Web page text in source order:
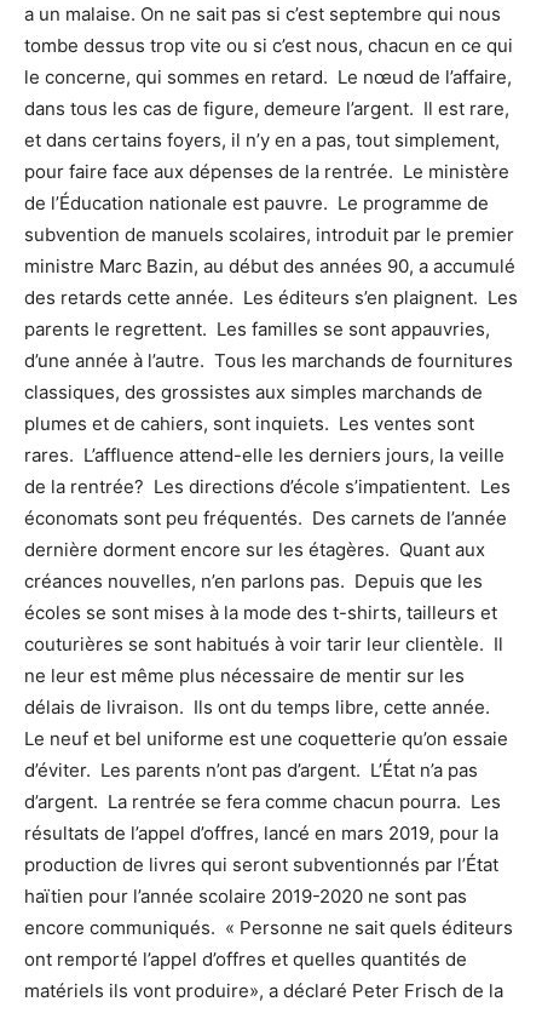
a un malaise. On ne sait pas si c’est septembre qui nous
tombe dessus trop vite ou si c’est nous, chacun en ce qui
le concerne, qui sommes en retard. Le nœud de l’affaire,
dans tous les cas de figure, demeure l’argent. Il est rare,
et dans certains foyers, il n’y en a pas, tout simplement,
pour faire face aux dépenses de la rentrée. Le ministère
de l’Éducation nationale est pauvre. Le programme de
subvention de manuels scolaires, introduit par le premier
ministre Marc Bazin, au début des années 90, a accumulé
des retards cette année. Les éditeurs s’en plaignent. Les
parents le regrettent. Les familles se sont appauvries,
d’une année à l’autre. Tous les marchands de fournitures
classiques, des grossistes aux simples marchands de
plumes et de cahiers, sont inquiets. Les ventes sont
rares. L’affluence attend-elle les derniers jours, la veille
de la rentrée? Les directions d’école s’impatientent. Les
économats sont peu fréquentés. Des carnets de l’année
dernière dorment encore sur les étagères. Quant aux
créances nouvelles, n’en parlons pas. Depuis que les
écoles se sont mises à la mode des t-shirts, tailleurs et
couturières se sont habitués à voir tarir leur clientèle. Il
ne leur est même plus nécessaire de mentir sur les
délais de livraison. Ils ont du temps libre, cette année.
Le neuf et bel uniforme est une coquetterie qu’on essaie
d’éviter. Les parents n’ont pas d’argent. L’État n’a pas
d’argent. La rentrée se fera comme chacun pourra. Les
résultats de l’appel d’offres, lancé en mars 2019, pour la
production de livres qui seront subventionnés par l’État
haïtien pour l’année scolaire 2019-2020 ne sont pas
encore communiqués. « Personne ne sait quels éditeurs
ont remporté l’appel d’offres et quelles quantités de
matériels ils vont produire», a déclaré Peter Frisch de la